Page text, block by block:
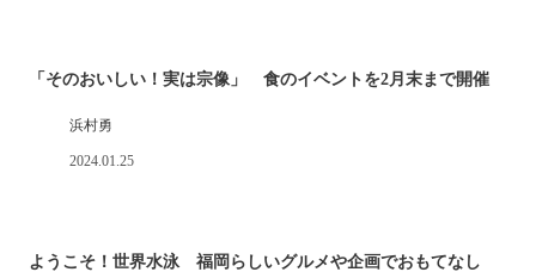
「そのおいしい！実は宗像」 食のイベントを2月末まで開催
浜村勇
2024.01.25
ようこそ！世界水泳 福岡らしいグルメや企画でおもてなし